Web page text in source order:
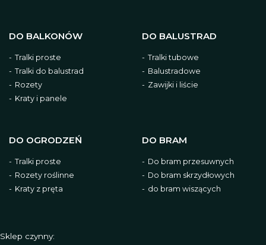
DO BALKONÓW
Tralki proste
Tralki do balustrad
Rozety
Kraty i panele
DO BALUSTRAD
Tralki tubowe
Balustradowe
Zawijki i liście
DO OGRODZEŃ
Tralki proste
Rozety roślinne
Kraty z pręta
DO BRAM
Do bram przesuwnych
Do bram skrzydłowych
do bram wiszących
Sklep czynny: